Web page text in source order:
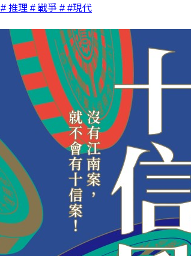
# 推理 # 戰爭 # #現代